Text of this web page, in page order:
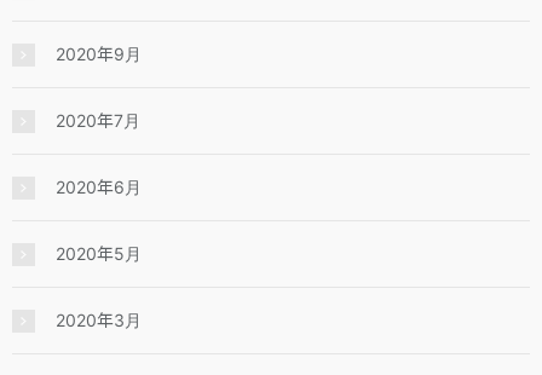
2020年9月
2020年7月
2020年6月
2020年5月
2020年3月